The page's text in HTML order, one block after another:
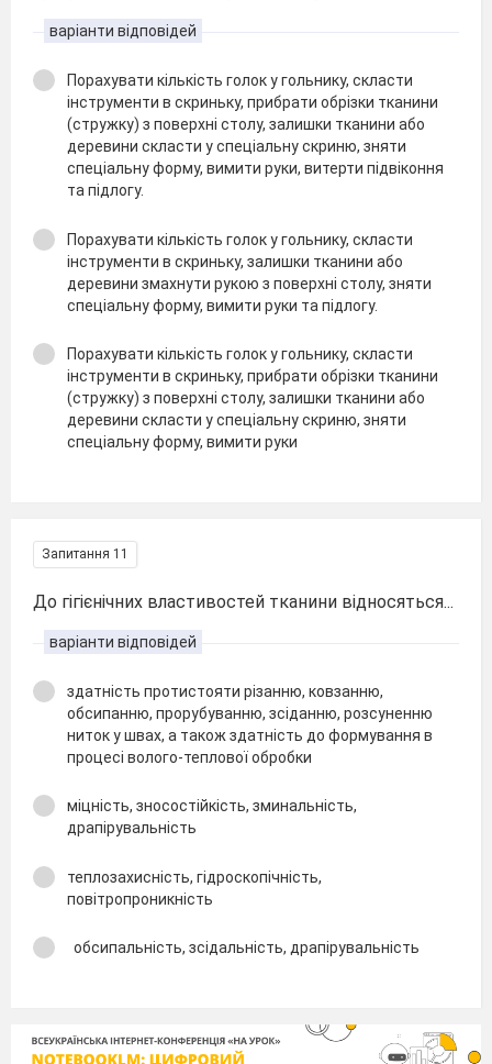
варіанти відповідей
Порахувати кількість голок у гольнику, скласти
інструменти в скриньку, прибрати обрізки тканини
(стружку) з поверхні столу, залишки тканини або
деревини скласти у спеціальну скриню, зняти
спеціальну форму, вимити руки, витерти підвіконня
та підлогу.
Порахувати кількість голок у гольнику, скласти
інструменти в скриньку, залишки тканини або
деревини змахнути рукою з поверхні столу, зняти
спеціальну форму, вимити руки та підлогу.
Порахувати кількість голок у гольнику, скласти
інструменти в скриньку, прибрати обрізки тканини
(стружку) з поверхні столу, залишки тканини або
деревини скласти у спеціальну скриню, зняти
спеціальну форму, вимити руки
Запитання 11
До гігієнічних властивостей тканини відносяться...
варіанти відповідей
здатність протистояти різанню, ковзанню,
обсипанню, прорубуванню, зсіданню, розсуненню
ниток у швах, а також здатність до формування в
процесі волого-теплової обробки
міцність, зносостійкість, зминальність,
драпірувальність
теплозахисність, гідроскопічність,
повітропроникність
обсипальність, зсідальність, драпірувальність